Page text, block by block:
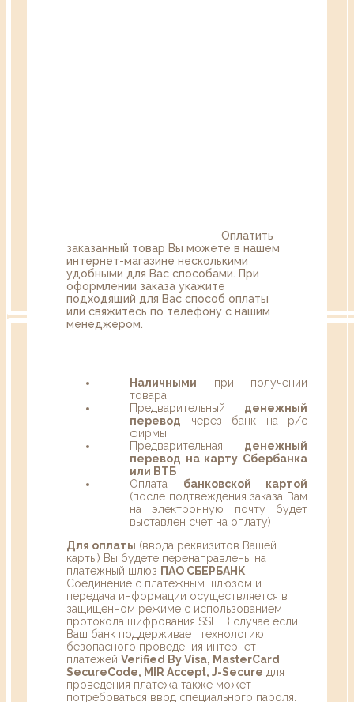
Оплатить
заказанный товар Вы можете в нашем
интернет-магазине несколькими
удобными для Вас способами. При
оформлении заказа укажите
подходящий для Вас способ оплаты
или свяжитесь по телефону с нашим
менеджером.
Наличными при получении
товара
Предварительный денежный
перевод через банк на р/с
фирмы
Предварительная денежный
перевод на карту Сбербанка
или ВТБ
Оплата банковской картой
(после подтвеждения заказа Вам
на электронную почту будет
выставлен счет на оплату)
Для оплаты (ввода реквизитов Вашей
карты) Вы будете перенаправлены на
платежный шлюз ПАО СБЕРБАНК
Соединение с платежным шлюзом и
передача информации осуществляется в
защищенном режиме с использованием
протокола шифрования SSL. В случае если
Ваш банк поддерживает технологию
безопасного проведения интернет-
платежей Verified By Visa, MasterCard
SecureCode, MIR Accept, J-Secure для
проведения платежа также может
потребоваться ввод специального пароля.